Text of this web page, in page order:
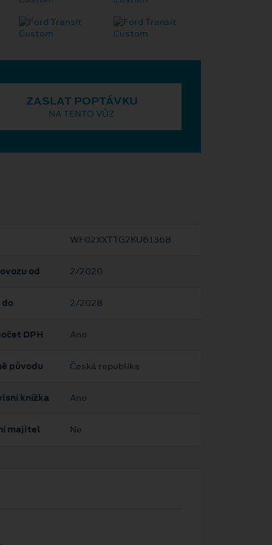
ZASLAT POPTÁVKU
NA TENTO VŮZ
WF02XXTTG2KU61368
od 2/2020
do 2/2028
DPH Ano
původu Česká republika
knížka Ano
majitel Ne